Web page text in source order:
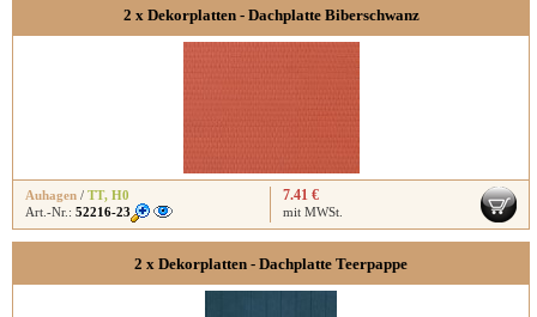
2 x Dekorplatten - Dachplatte Biberschwanz
Auhagen / TT, H0
Art.-Nr.: 52216-23
7.41 €
mit MWSt.
2 x Dekorplatten - Dachplatte Teerpappe